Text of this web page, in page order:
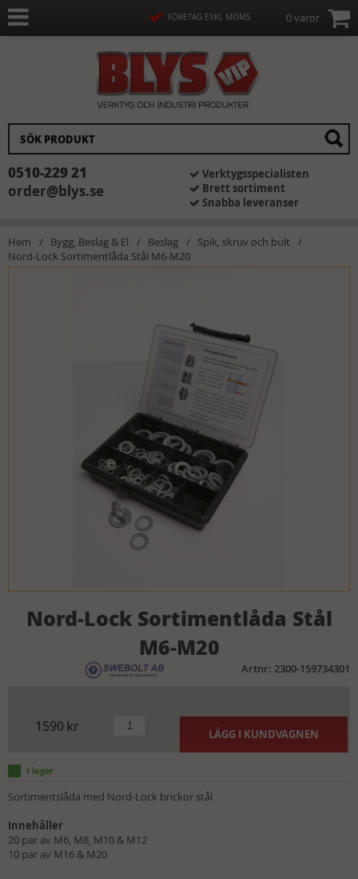
0 varor
FÖRETAG EXKL MOMS
0510-229 21
order@blys.se
Verktygsspecialisten
Brett sortiment
Snabba leveranser
Hem Bygg, Beslag & El Beslag
Spik, skruv och bult
Nord-Lock Sortimentlåda Stål M6-M20
Nord-Lock Sortimentlåda Stål
M6-M20
Artnr: 2300-159734301
1590 kr LÄGG I KUNDVAGNEN
Sortimentslåda med Nord-Lock brickor stål
Innehåller
20 par av M6, M8, M10 & M12
10 par av M16 & M20